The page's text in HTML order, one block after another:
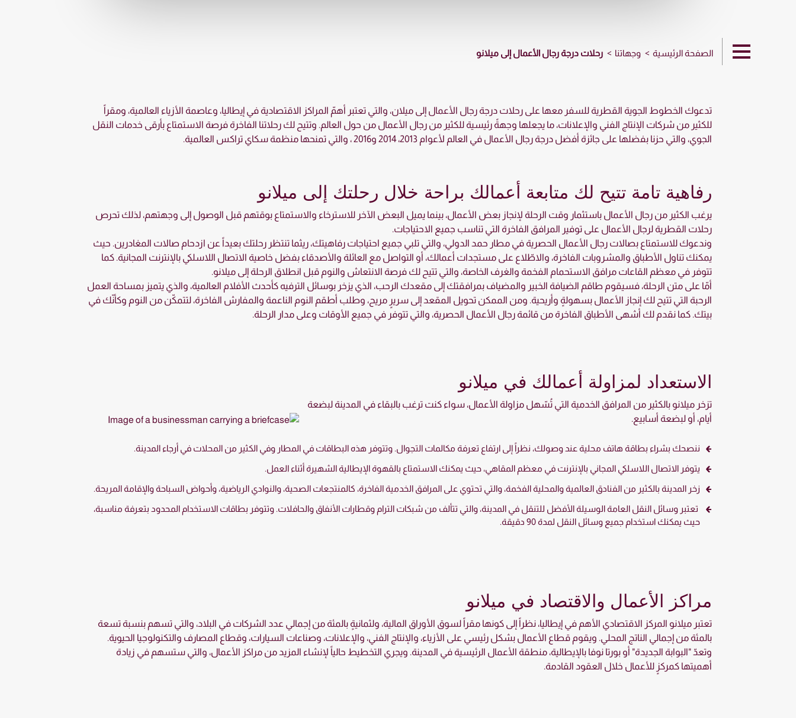
الصفحة الرئيسية وجهاتنا رحلات درجة رجال الأعمال إلى ميلانو
تدعوك الخطوط الجوية القطرية للسفر معها على رحلات درجة رجال الأعمال إلى ميلان، والتي تعتبر أهمّ المراكز الاقتصادية في إيطاليا، وعاصمة الأزياء العالمية، ومقراً
للكثير من شركات الإنتاج الفني والإعلانات، ما يجعلها وجهةً رئيسية للكثير من رجال الأعمال من حول العالم. وتتيح لك رحلاتنا الفاخرة فرصة الاستمتاع بأرقى خدمات النقل
الجوي، والتي حزنا بفضلها على جائزة أفضل درجة رجال الأعمال في العالم لأعوام 2013، 2014 و2016 ، والتي تمنحها منظمة سكاي تراكس العالمية.
رفاهية تامة تتيح لك متابعة أعمالك براحة خلال رحلتك إلى ميلانو
يرغب الكثير من رجال الأعمال باستثمار وقت الرحلة لإنجاز بعض الأعمال، بينما يميل البعض الآخر للاسترخاء والاستمتاع بوقتهم قبل الوصول إلى وجهتهم، لذلك تحرص
رحلات القطرية لرجال الأعمال على توفير المرافق الفاخرة التي تناسب جميع الاحتياجات.
وندعوك للاستمتاع بصالات رجال الأعمال الحصرية في مطار حمد الدولي، والتي تلبي جميع احتياجات رفاهيتك، ريثما تنتظر رحلتك بعيداً عن ازدحام صالات المغادرين. حيث
يمكنك تناول الأطباق والمشروبات الفاخرة، والاطّلاع على مستجدات أعمالك، أو التواصل مع العائلة والأصدقاء بفضل خاصية الاتصال اللاسلكي بالإنترنت المجانية. كما
تتوفر في معظم القاعات مرافق الاستحمام الفخمة والغرف الخاصة، والتي تتيح لك فرصة الانتعاش والنوم قبل انطلاق الرحلة إلى ميلانو.
أمّا على متن الرحلة، فسيقوم طاقم الضيافة الخبير والمضياف بمرافقتك إلى مقعدك الرحب، الذي يزخر بوسائل الترفيه كأحدث الأفلام العالمية، والذي يتميز بمساحة العمل
الرحبة التي تتيح لك إنجاز الأعمال بسهولةٍ وأريحية. ومن الممكن تحويل المقعد إلى سريرٍ مريح، وطلب أطقم النوم الناعمة والمفارش الفاخرة، لتتمكّن من النوم وكأنّك في
بيتك. كما نقدم لك أشهى الأطباق الفاخرة من قائمة رجال الأعمال الحصرية، والتي تتوفر في جميع الأوقات وعلى مدار الرحلة.
الاستعداد لمزاولة أعمالك في ميلانو
تزخر ميلانو بالكثير من المرافق الخدمية التي تُسّهل مزاولة الأعمال، سواء كنت ترغب بالبقاء في المدينة لبضعة
أيام، أو لبضعة أسابيع.
ننصحك بشراء بطاقة هاتف محلية عند وصولك، نظراً إلى ارتفاع تعرفة مكالمات التجوال. وتتوفر هذه البطاقات في المطار وفي الكثير من المحلات في أرجاء المدينة.
يتوفر الاتصال اللاسلكي المجاني بالإنترنت في معظم المقاهي، حيث يمكنك الاستمتاع بالقهوة الإيطالية الشهيرة أثناء العمل.
زخر المدينة بالكثير من الفنادق العالمية والمحلية الفخمة، والتي تحتوي على المرافق الخدمية الفاخرة، كالمنتجعات الصحية، والنوادي الرياضية، وأحواض السباحة والإقامة المريحة.
تعتبر وسائل النقل العامة الوسيلة الأفضل للتنقل في المدينة، والتي تتألف من شبكات الترام وقطارات الأنفاق والحافلات. وتتوفر بطاقات الاستخدام المحدود بتعرفة مناسبة،
حيث يمكنك استخدام جميع وسائل النقل لمدة 90 دقيقة.
مراكز الأعمال والاقتصاد في ميلانو
تعتبر ميلانو المركز الاقتصادي الأهم في إيطاليا، نظراً إلى كونها مقراً لسوق الأوراق المالية، ولثمانيةٍ بالمئة من إجمالي عدد الشركات في البلاد، والتي تسهم بنسبة تسعة
بالمئة من إجمالي الناتج المحلي. ويقوم قطاع الأعمال بشكل رئيسي على الأزياء، والإنتاج الفني، والإعلانات، وصناعات السيارات، وقطاع المصارف والتكنولوجيا الحيوية.
وتعدّ "البوابة الجديدة" أو بورتا نوفا بالإيطالية، منطقة الأعمال الرئيسية في المدينة. ويجري التخطيط حالياً لإنشاء المزيد من مراكز الأعمال، والتي ستسهم في زيادة
أهميتها كمركزٍ للأعمال خلال العقود القادمة.